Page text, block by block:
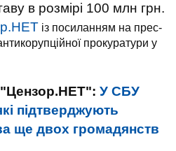
в розмірі 100 млн грн.
із посиланням на прес-
прокуратури у
"Цензор.НЕТ": У СБУ
підтверджують
ще двох громадянств